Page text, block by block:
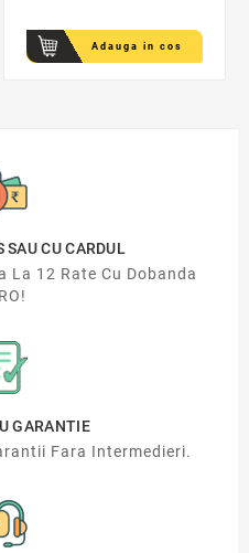
Adauga in cos
SAU CU CARDUL
La 12 Rate Cu Dobanda
GARANTIE
Fara Intermedieri.